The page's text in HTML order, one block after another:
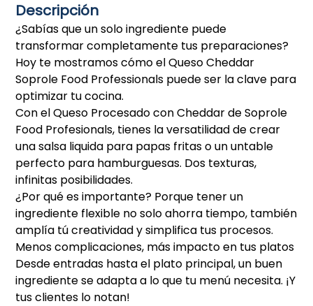
Descripción
¿Sabías que un solo ingrediente puede
transformar completamente tus preparaciones?
Hoy te mostramos cómo el Queso Cheddar
Soprole Food Professionals puede ser la clave para
optimizar tu cocina.
Con el Queso Procesado con Cheddar de Soprole
Food Profesionals, tienes la versatilidad de crear
una salsa liquida para papas fritas o un untable
perfecto para hamburguesas. Dos texturas,
infinitas posibilidades.
¿Por qué es importante? Porque tener un
ingrediente flexible no solo ahorra tiempo, también
amplía tú creatividad y simplifica tus procesos.
Menos complicaciones, más impacto en tus platos
Desde entradas hasta el plato principal, un buen
ingrediente se adapta a lo que tu menú necesita. ¡Y
tus clientes lo notan!